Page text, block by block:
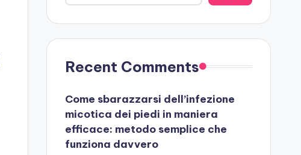
Recent Comments
Come sbarazzarsi dell’infezione
micotica dei piedi in maniera
efficace: metodo semplice che
funziona davvero